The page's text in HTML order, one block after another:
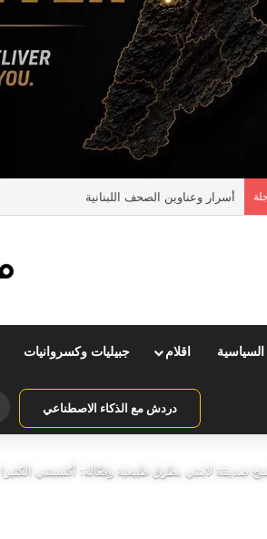
أسرار وعناوين الصحف اللبنانية
السياسية اقلام جبيليات وكسروانيات
دردش مع الذكاء الاصطناعي
صديقة لابنتي بطرق طبيعية وفعّالة: أكسبتني الكثير!